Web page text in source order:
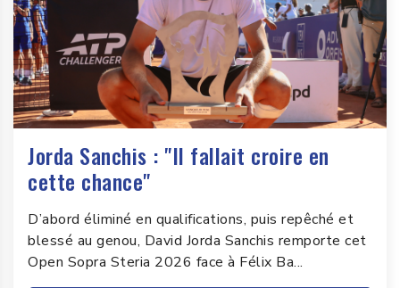
Jorda Sanchis : "Il fallait croire en
cette chance"
D’abord éliminé en qualifications, puis repêché et
blessé au genou, David Jorda Sanchis remporte cet
Open Sopra Steria 2026 face à Félix Ba...